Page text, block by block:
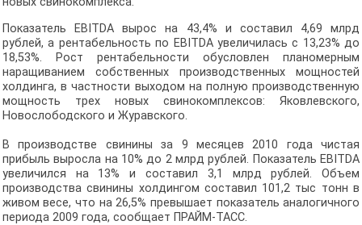
Показатель EBITDA вырос на 43,4% и составил 4,69 млрд
рублей, а рентабельность по EBITDA увеличилась с 13,23% до
18,53%. Рост рентабельности обусловлен планомерным
наращиванием собственных производственных мощностей
холдинга, в частности выходом на полную производственную
мощность трех новых свинокомплексов: Яковлевского,
Новослободского и Журавского.
В производстве свинины за 9 месяцев 2010 года чистая
прибыль выросла на 10% до 2 млрд рублей. Показатель EBITDA
увеличился на 13% и составил 3,1 млрд рублей. Объем
производства свинины холдингом составил 101,2 тыс тонн в
живом весе, что на 26,5% превышает показатель аналогичного
периода 2009 года, сообщает ПРАЙМ-ТАСС.